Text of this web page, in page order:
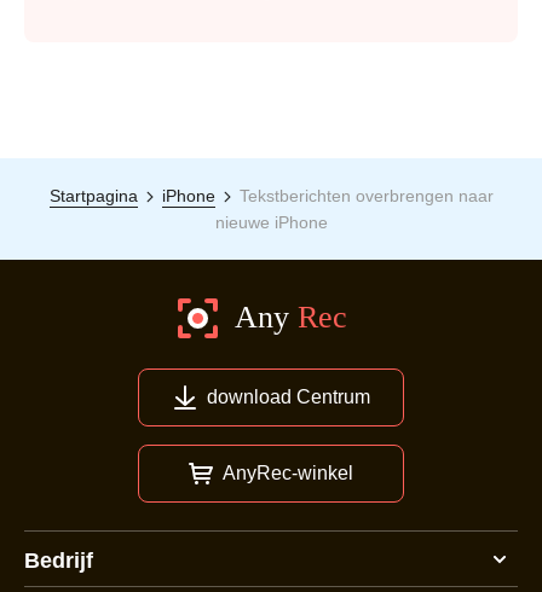
Startpagina iPhone
Tekstberichten overbrengen naar
nieuwe iPhone
download Centrum
AnyRec-winkel
Bedrijf